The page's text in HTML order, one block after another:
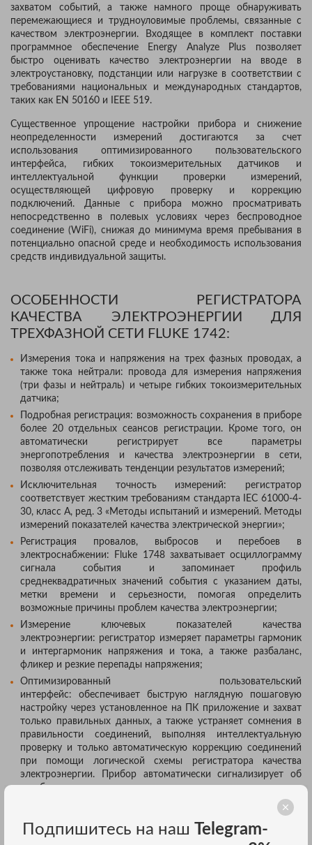
захватом событий, а также намного проще обнаруживать
перемежающиеся и трудноуловимые проблемы, связанные с
качеством электроэнергии. Входящее в комплект поставки
программное обеспечение Energy Analyze Plus позволяет
быстро оценивать качество электроэнергии на вводе в
электроустановку, подстанции или нагрузке в соответствии с
требованиями национальных и международных стандартов,
таких как EN 50160 и IEEE 519.
Существенное упрощение настройки прибора и снижение
неопределенности измерений достигаются за счет
использования оптимизированного пользовательского
интерфейса, гибких токоизмерительных датчиков и
интеллектуальной функции проверки измерений,
осуществляющей цифровую проверку и коррекцию
подключений. Данные с прибора можно просматривать
непосредственно в полевых условиях через беспроводное
соединение (WiFi), снижая до минимума время пребывания в
потенциально опасной среде и необходимость использования
средств индивидуальной защиты.
ОСОБЕННОСТИ РЕГИСТРАТОРА
КАЧЕСТВА ЭЛЕКТРОЭНЕРГИИ ДЛЯ
ТРЕХФАЗНОЙ СЕТИ FLUKE 1742:
Измерения тока и напряжения на трех фазных проводах, а
также тока нейтрали: провода для измерения напряжения
(три фазы и нейтраль) и четыре гибких токоизмерительных
датчика;
Подробная регистрация: возможность сохранения в приборе
более 20 отдельных сеансов регистрации. Кроме того, он
автоматически регистрирует все параметры
энергопотребления и качества электроэнергии в сети,
позволяя отслеживать тенденции результатов измерений;
Исключительная точность измерений: регистратор
соответствует жестким требованиям стандарта IEC 61000-4-
30, класс A, ред. 3 «Методы испытаний и измерений. Методы
измерений показателей качества электрической энергии»;
Регистрация провалов, выбросов и перебоев в
электроснабжении: Fluke 1748 захватывает осциллограмму
сигнала события и запоминает профиль
среднеквадратичных значений события с указанием даты,
метки времени и серьезности, помогая определить
возможные причины проблем качества электроэнергии;
Измерение ключевых показателей качества
электроэнергии: регистратор измеряет параметры гармоник
и интергармоник напряжения и тока, а также разбаланс,
фликер и резкие перепады напряжения;
Оптимизированный пользовательский
интерфейс: обеспечивает быструю наглядную пошаговую
настройку через установленное на ПК приложение и захват
только правильных данных, а также устраняет сомнения в
правильности соединений, выполняя интеллектуальную
проверку и только автоматическую коррекцию соединений
при помощи логической схемы регистратора качества
электроэнергии. Прибор автоматически сигнализирует об
ошибках соединения, включая желтую подсветку кнопки
«Вкл.», которая меняется на зеленую после коррекции
Оптимизированный пользовательский интерфейс: быстрая,
Подпишитесь на наш Telegram-